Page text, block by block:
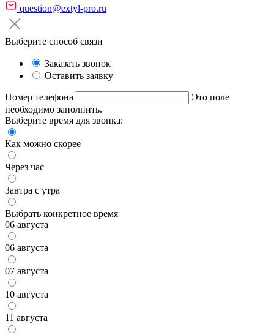
question@extyl-pro.ru
Выберите способ связи
Заказать звонок
Оставить заявку
Номер телефона
Это поле
необходимо заполнить.
Выберите время для звонка:
Как можно скорее
Через час
Завтра с утра
Выбрать конкретное время
06 августа
06 августа
07 августа
10 августа
11 августа